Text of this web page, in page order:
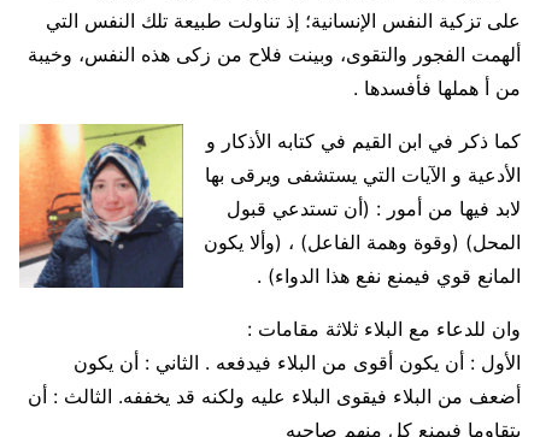
على تزكية النفس الإنسانية؛ إذ تناولت طبيعة تلك النفس التي
ألهمت الفجور والتقوى، وبينت فلاح من زكى هذه النفس، وخيبة
من أ هملها فأفسدها .
كما ذكر في ابن القيم في كتابه الأذكار و
الأدعية و الآيات التي يستشفى ويرقى بها
لابد فيها من أمور : (أن تستدعي قبول
المحل) (وقوة وهمة الفاعل) ، (وألا يكون
المانع قوي فيمنع نفع هذا الدواء) .
وان للدعاء مع البلاء ثلاثة مقامات :
الأول : أن يكون أقوى من البلاء فيدفعه . الثاني : أن يكون
أضعف من البلاء فيقوى البلاء عليه ولكنه قد يخففه. الثالث : أن
يتقاوما فيمنع كل منهم صاحبه